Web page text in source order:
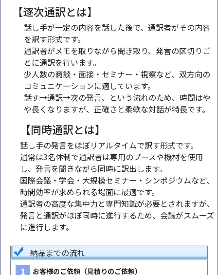
【逐次通訳とは】
話し手が一定の内容を話した後で、通訳者がその内容
を訳す形式です。
通訳者がメモを取りながら聞き取り、発言の区切りご
とに通訳を行います。
少人数の商談・面接・セミナー・視察など、双方向の
コミュニケーションに適しています。
話す→通訳→次の発言、という流れのため、時間はや
や長くなりますが、正確さと柔軟な対話が特長です。
【同時通訳とは】
話し手の発言をほぼリアルタイムで訳す形式です。
通常は3名体制で通訳者は専用のブースや機材を使用
し、発言を聞きながら同時に訳出します。
国際会議・学会・大規模セミナー・シンポジウムなど、
時間効率が求められる場面に最適です。
通訳者の高度な集中力と専門知識が必要とされますが、
発言と通訳がほぼ同時に進行するため、会議がスムーズ
に進行します。
納品までの流れ
1 お客様のご依頼（見積りのご依頼）